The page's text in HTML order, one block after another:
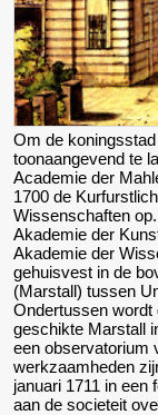
Om de
toonaangevend te
Academie der
1700 de
Wissenschaften
Akademie der
Akademie der
gehuisvest in de
(Marstall) tussen
Ondertussen wordt
geschikte Marstall
een observatorium
werkzaamheden
januari 1711 in een
aan de societeit